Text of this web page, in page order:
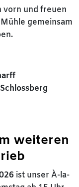
vorn und freuen
gemeinsam
weiteren
ist unser À-la-